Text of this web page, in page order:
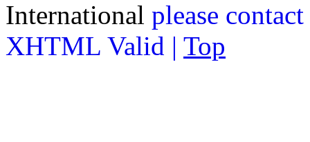
International please
XHTML Valid | Top